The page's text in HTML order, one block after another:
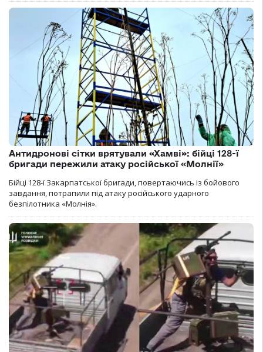
Антидронові сітки врятували «Хамві»: бійці 128-ї
бригади пережили атаку російської «Молнії»
Бійці 128-ї Закарпатської бригади, повертаючись із бойового
завдання, потрапили під атаку російського ударного
безпілотника «Молнія».